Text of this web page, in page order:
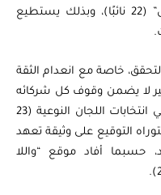
السهل ضم النواب التابعين لـ”جانتس” (22 نائبًا)، وبذلك يستطيع
خاصة مع انعدام الثقة
لا يضمن وقوف كل شركائه
في جبهة اليمين معه حال التصويت في انتخابات اللجان النوعية (23
التوقيع على وثيقة تعهد
حسبما أفاد موقع “واللا